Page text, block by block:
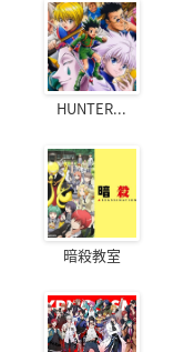
HUNTER...
暗殺教室